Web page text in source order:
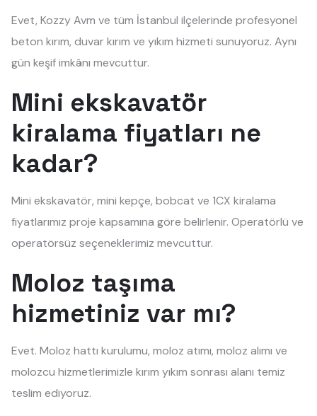
Evet, Kozzy Avm ve tüm İstanbul ilçelerinde profesyonel
beton kırım, duvar kırım ve yıkım hizmeti sunuyoruz. Aynı
gün keşif imkânı mevcuttur.
Mini ekskavatör
kiralama fiyatları ne
kadar?
Mini ekskavatör, mini kepçe, bobcat ve 1CX kiralama
fiyatlarımız proje kapsamına göre belirlenir. Operatörlü ve
operatörsüz seçeneklerimiz mevcuttur.
Moloz taşıma
hizmetiniz var mı?
Evet. Moloz hattı kurulumu, moloz atımı, moloz alımı ve
molozcu hizmetlerimizle kırım yıkım sonrası alanı temiz
teslim ediyoruz.